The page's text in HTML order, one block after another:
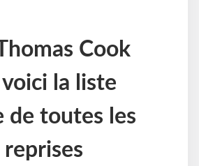
Cook
voici la liste
de toutes les
reprises